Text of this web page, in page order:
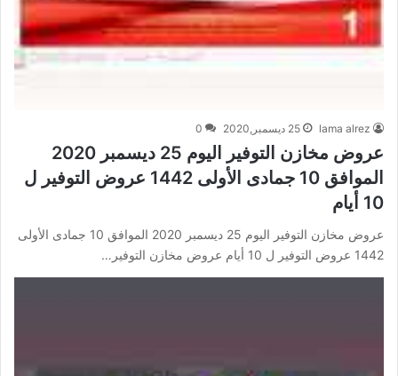
lama alrez 25 ديسمبر,2020 0
عروض مخازن التوفير اليوم 25 ديسمبر 2020
الموافق 10 جمادى الأولى 1442 عروض التوفير ل
10 أيام
عروض مخازن التوفير اليوم 25 ديسمبر 2020 الموافق 10 جمادى الأولى
1442 عروض التوفير ل 10 أيام عروض مخازن التوفير…